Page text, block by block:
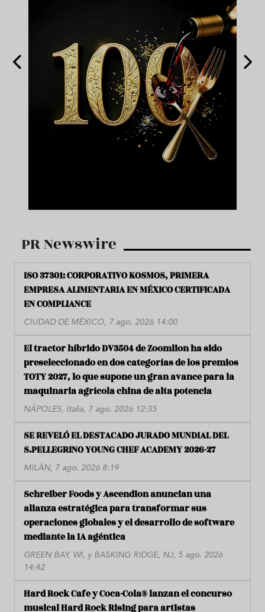
PR Newswire
ISO 37301: CORPORATIVO KOSMOS, PRIMERA
EMPRESA ALIMENTARIA EN MÉXICO CERTIFICADA
EN COMPLIANCE
CIUDAD DE MÉXICO, 7 ago. 2026 14:00
El tractor híbrido DV3504 de Zoomlion ha sido
preseleccionado en dos categorías de los premios
TOTY 2027, lo que supone un gran avance para la
maquinaria agrícola china de alta potencia
NÁPOLES, Italia, 7 ago. 2026 12:35
SE REVELÓ EL DESTACADO JURADO MUNDIAL DEL
S.PELLEGRINO YOUNG CHEF ACADEMY 2026-27
MILÁN, 7 ago. 2026 8:19
Schreiber Foods y Ascendion anuncian una
alianza estratégica para transformar sus
operaciones globales y el desarrollo de software
mediante la IA agéntica
GREEN BAY, WI, y BASKING RIDGE, NJ, 5 ago. 2026
14:42
Hard Rock Cafe y Coca-Cola® lanzan el concurso
musical Hard Rock Rising para artistas